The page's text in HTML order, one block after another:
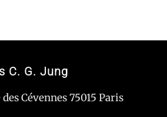
C. G. Jung
Cévennes 75015 Paris